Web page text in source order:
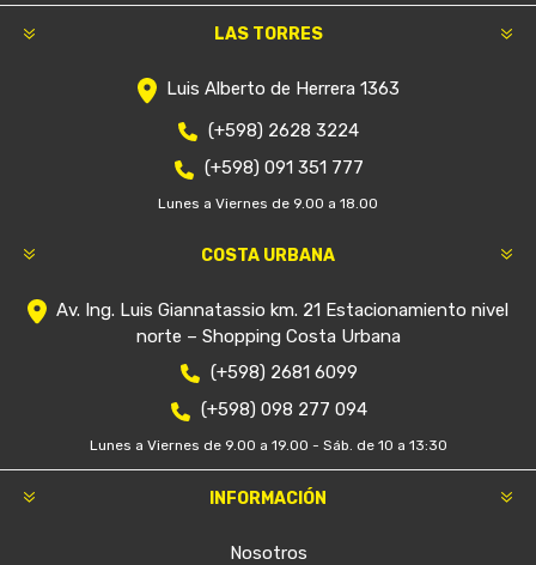
LAS TORRES
Luis Alberto de Herrera 1363
(+598) 2628 3224
(+598) 091 351 777
Lunes a Viernes de 9.00 a 18.00
COSTA URBANA
Av. Ing. Luis Giannatassio km. 21 Estacionamiento nivel
norte – Shopping Costa Urbana
(+598) 2681 6099
(+598) 098 277 094
Lunes a Viernes de 9.00 a 19.00 - Sáb. de 10 a 13:30
INFORMACIÓN
Nosotros